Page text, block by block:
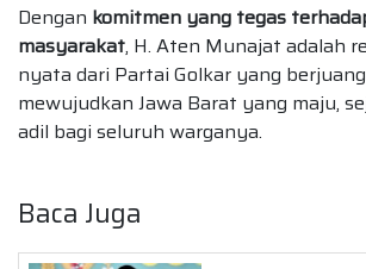
Dengan komitmen yang tegas
masyarakat, H. Aten Munajat adalah
nyata dari Partai Golkar yang
mewujudkan Jawa Barat yang maju,
adil bagi seluruh warganya.
Baca Juga